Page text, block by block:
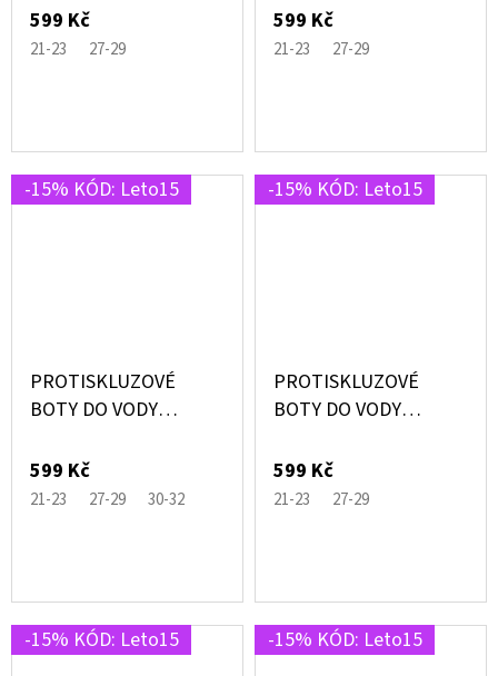
MUŠLEMI –
SLIPSTOP®
599 Kč
21-23 27-29
SLIPSTOP®
599 Kč
21-23 27-29
-15% KÓD: Leto15
PROTISKLUZOVÉ
BOTY DO VODY
VÍLOU – SLIPSTOP®
599 Kč
21-23 27-29 30-32
-15% KÓD: Leto15
PROTISKLUZOVÉ
BOTY DO VODY
ŽRALOKY – SLIPSTOP®
599 Kč
21-23 27-29
-15% KÓD: Leto15 -15% KÓD: Leto15